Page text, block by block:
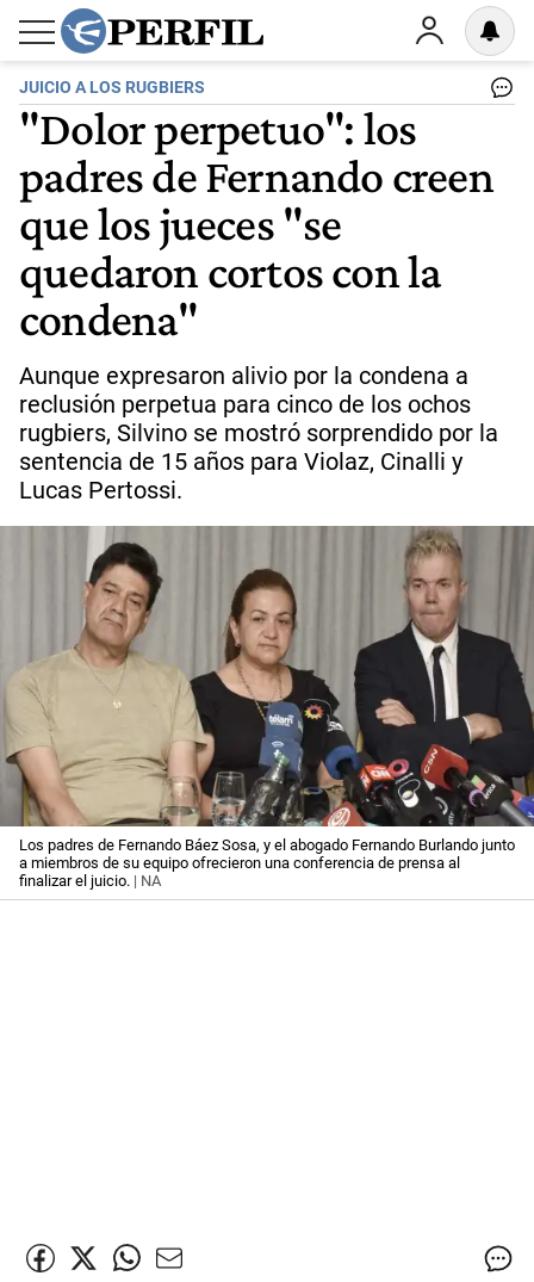
JUICIO A LOS RUGBIERS
"Dolor perpetuo": los
padres de Fernando creen
que los jueces "se
quedaron cortos con la
condena"
Aunque expresaron alivio por la condena a
reclusión perpetua para cinco de los ochos
rugbiers, Silvino se mostró sorprendido por la
sentencia de 15 años para Violaz, Cinalli y
Lucas Pertossi.
Los padres de Fernando Báez Sosa, y el abogado Fernando Burlando junto
a miembros de su equipo ofrecieron una conferencia de prensa al
finalizar el juicio. | NA